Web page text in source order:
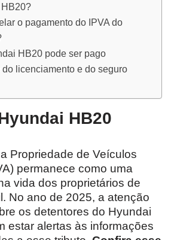
o pagamento do IPVA do
HB20 pode ser pago
licenciamento e do seguro
HB20
Propriedade de Veículos
permanece como uma
vida dos proprietários de
No ano de 2025, a atenção
os detentores do Hyundai
estar alertas às informações